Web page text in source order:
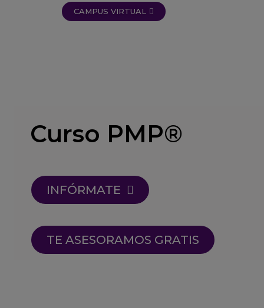
CAMPUS VIRTUAL
Curso PMP®
INFÓRMATE
TE ASESORAMOS GRATIS